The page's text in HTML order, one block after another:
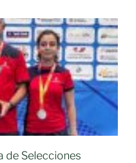
de Selecciones